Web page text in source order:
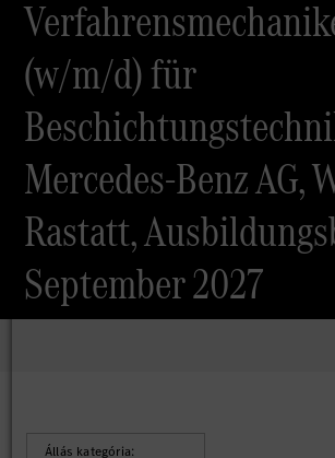
(w/m/d) für
Mercedes-Benz AG,
Rastatt,
September 2027
Állás kategória: